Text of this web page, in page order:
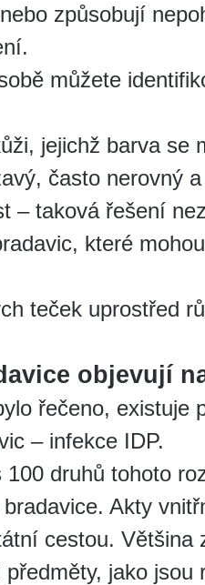
způsobují
můžete
jejichž barva se
často nerovný
– taková řešení
které
teček uprostřed
objevují
řečeno, existuje
– infekce IDP.
100 druhů tohoto
Akty
cestou.
jako